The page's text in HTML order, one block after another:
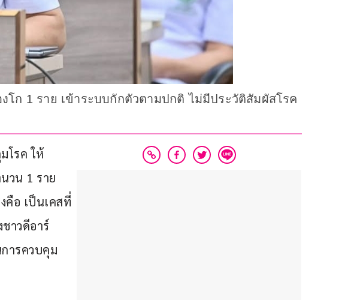
โก 1 ราย เข้าระบบกักตัวตามปกติ ไม่มีประวัติสัมผัสโรค
โรค ให้
วน 1 ราย
คือ เป็นเคสที่
าวดีอาร์
ารควบคุม